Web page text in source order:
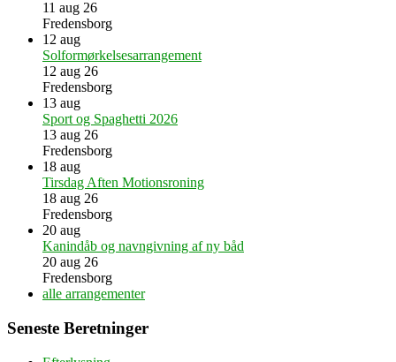
11 aug 26
Fredensborg
12 aug
Solformørkelsesarrangement
12 aug 26
Fredensborg
13 aug
Sport og Spaghetti 2026
13 aug 26
Fredensborg
18 aug
Tirsdag Aften Motionsroning
18 aug 26
Fredensborg
20 aug
Kanindåb og navngivning af ny båd
20 aug 26
Fredensborg
alle arrangementer
Seneste Beretninger